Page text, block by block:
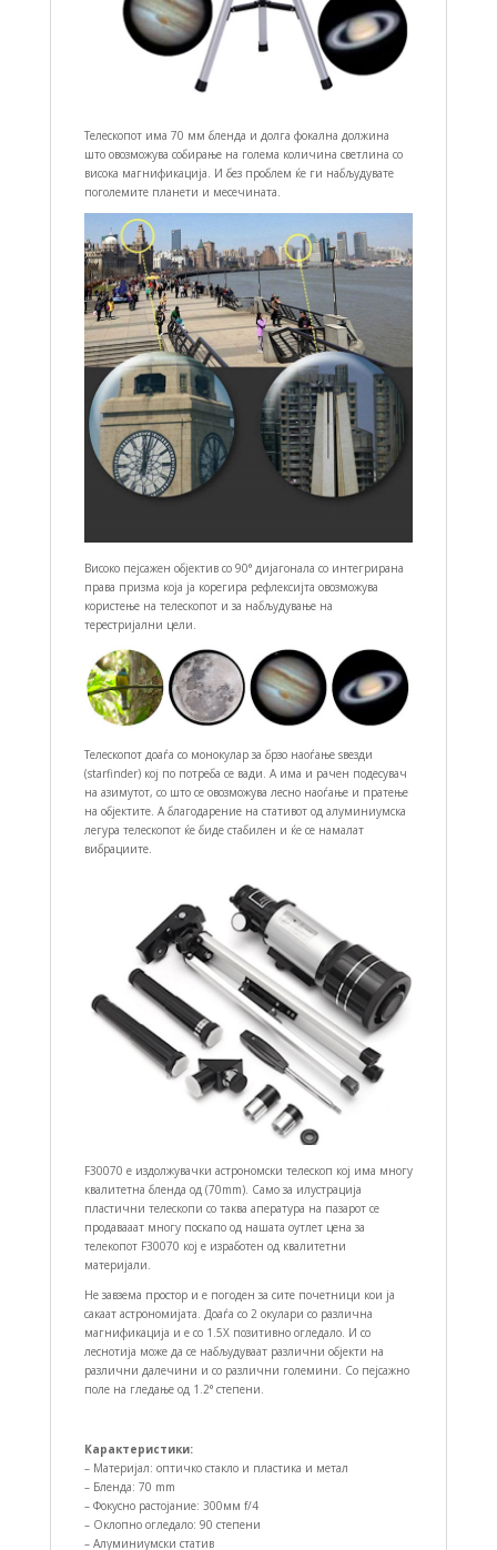
Телескопот има 70 мм бленда и долга фокална должина
што овозможува собирање на голема количина светлина со
висока магнификација. И без проблем ќе ги набљудувате
поголемите планети и месечината.
Високо пејсажен објектив со 90° дијагонала со интегрирана
права призма која ја корегира рефлексијта овозможува
користење на телескопот и за набљудување на
терестријални цели.
Телескопот доаѓа со монокулар за брзо наоѓање ѕвезди
(starfinder) кој по потреба се вади. А има и рачен подесувач
на азимутот, со што се овозможува лесно наоѓање и пратење
на објектите. А благодарение на стативот од алуминиумска
легура телескопот ќе биде стабилен и ќе се намалат
вибрациите.
F30070 е издолжувачки астрономски телескоп кој има многу
квалитетна бленда од (70mm). Само за илустрација
пластични телескопи со таква апература на пазарот се
продавааат многу поскапо од нашата оутлет цена за
телекопот F30070 кој е изработен од квалитетни
материјали.
Не завзема простор и е погоден за сите почетници кои ја
сакаат астрономијата. Доаѓа со 2 окулари со различна
магнификација и е со 1.5X позитивно огледало. И со
леснотија може да се набљудуваат различни објекти на
различни далечини и со различни големини. Со пејсажно
поле на гледање од 1.2° степени.
Карактеристики:
– Материјал: оптичко стакло и пластика и метал
– Бленда: 70 mm
– Фокусно растојание: 300мм f/4
– Оклопно огледало: 90 степени
– Алуминиумски статив